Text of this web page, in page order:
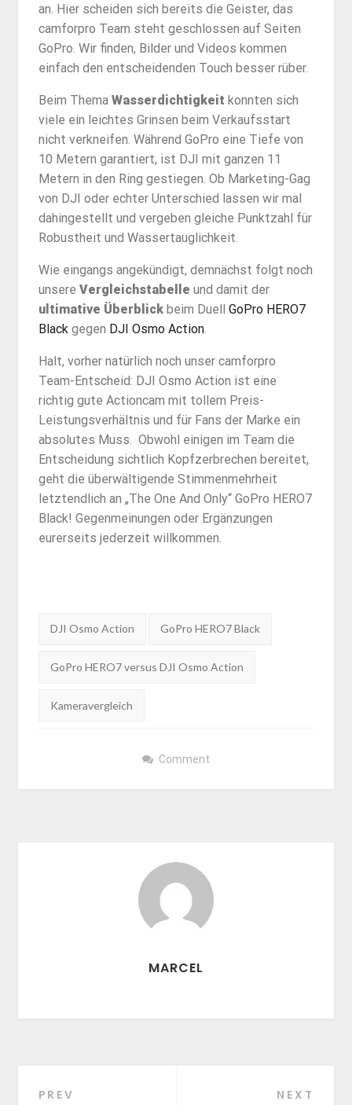
an. Hier scheiden sich bereits die Geister, das
camforpro Team steht geschlossen auf Seiten
GoPro. Wir finden, Bilder und Videos kommen
einfach den entscheidenden Touch besser rüber.
Beim Thema Wasserdichtigkeit konnten sich
viele ein leichtes Grinsen beim Verkaufsstart
nicht verkneifen. Während GoPro eine Tiefe von
10 Metern garantiert, ist DJI mit ganzen 11
Metern in den Ring gestiegen. Ob Marketing-Gag
von DJI oder echter Unterschied lassen wir mal
dahingestellt und vergeben gleiche Punktzahl für
Robustheit und Wassertauglichkeit.
Wie eingangs angekündigt, demnächst folgt noch
unsere Vergleichstabelle und damit der
ultimative Überblickbeim Duell GoPro HERO7
Black gegen DJI Osmo Action.
Halt, vorher natürlich noch unser camforpro
Team-Entscheid: DJI Osmo Action ist eine
richtig gute Actioncam mit tollem Preis-
Leistungsverhältnis und für Fans der Marke ein
absolutes Muss. Obwohl einigen im Team die
Entscheidung sichtlich Kopfzerbrechen bereitet,
geht die überwältigende Stimmenmehrheit
letztendlich an „The One And Only“ GoPro HERO7
Black! Gegenmeinungen oder Ergänzungen
eurerseits jederzeit willkommen.
Tags:
DJI Osmo Action GoPro HERO7 Black
GoPro HERO7 versus DJI Osmo Action
Kameravergleich
Comment
MARCEL
PREV NEXT